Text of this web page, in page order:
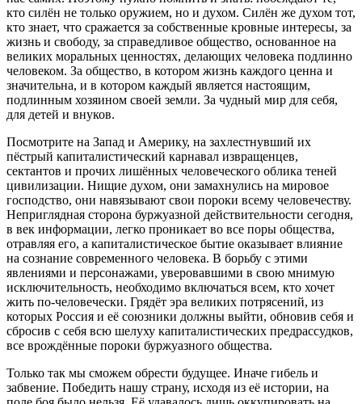
кто силён не только оружием, но и духом. Силён же духом тот,
кто знает, что сражается за собственные кровные интересы, за
жизнь и свободу, за справедливое общество, основанное на
великих моральных ценностях, делающих человека подлинно
человеком. За общество, в котором жизнь каждого ценна и
значительна, и в котором каждый является настоящим,
подлинным хозяином своей земли. За чудный мир для себя,
для детей и внуков.
Посмотрите на Запад и Америку, на захлестнувший их
пёстрый капиталистический карнавал извращенцев,
сектантов и прочих лишённых человеческого облика теней
цивилизации. Нищие духом, они замахнулись на мировое
господство, они навязывают свои пороки всему человечеству.
Неприглядная сторона буржуазной действительности сегодня,
в век информации, легко проникает во все поры общества,
отравляя его, а капиталистическое бытие оказывает влияние
на сознание современного человека. В борьбу с этими
явлениями и персонажами, уверовавшими в свою мнимую
исключительность, необходимо включаться всем, кто хочет
жить по-человечески. Грядёт эра великих потрясений, из
которых Россия и её союзники должны выйти, обновив себя и
сбросив с себя всю шелуху капиталистических предрассудков,
все врождённые пороки буржуазного общества.
Только так мы сможем обрести будущее. Иначе гибель и
забвение. Победить нашу страну, исходя из её истории, на